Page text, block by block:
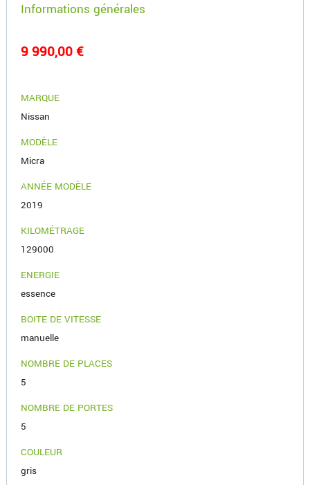
Informations générales
9 990,00 €
MARQUE
Nissan
MODÈLE
Micra
ANNÉE MODÈLE
2019
KILOMÉTRAGE
129000
ENERGIE
essence
BOITE DE VITESSE
manuelle
NOMBRE DE PLACES
5
NOMBRE DE PORTES
5
COULEUR
gris